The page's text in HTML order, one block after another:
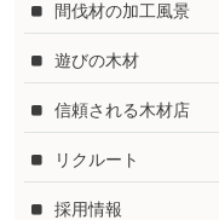
間伐材の加工風景
遊びの木材
信頼される木材店
リクルート
採用情報